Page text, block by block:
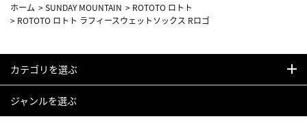
ホーム >SUNDAY MOUNTAIN > ROTOTO ロトト
> ROTOTO ロトト ラフィースウェットソックス Rロゴ
カテゴリを選ぶ
ジャンルを選ぶ